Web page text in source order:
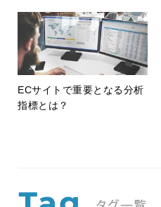
ECサイトで重要となる分析
指標とは？